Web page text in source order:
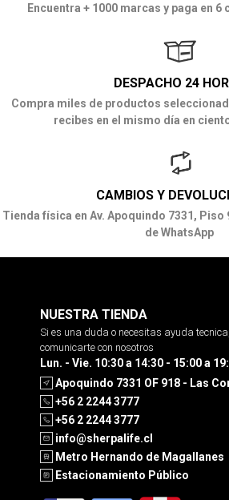
Encuentra + 1000 marcas y paga en
DESPACHO 24
Compra miles de productos
recibes en el mismo día en
CAMBIOS Y
Tienda física en Av. Apoquindo 7331, Piso
de WhatsApp
NUESTRA TIENDA
Si es una duda o necesitas ayuda
comunicarte con nosotros
Lun. - Vie. 10:30 a 14:30 - 15:00 a
Apoquindo 7331 OF 918 - Las
+56 2 2244 3777
+56 2 2244 3777
info@sherpalife.cl
Metro Hernando de Magallanes
Estacionamiento Público